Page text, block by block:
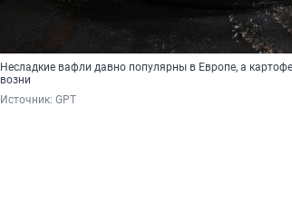
Несладкие вафли давно популярны в Европе, а
возни
Источник: GPT